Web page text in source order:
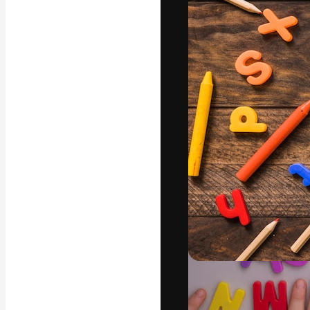
La plateforme
vos meilleurs
d’abonnés :
studios.
Français
Copyright © 2010-